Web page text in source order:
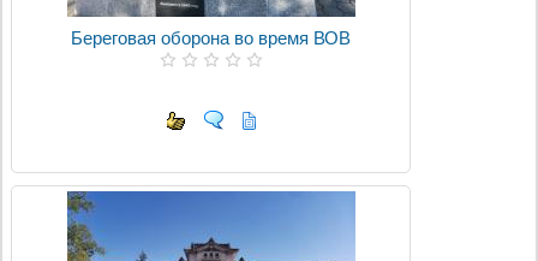
Береговая оборона во время ВОВ